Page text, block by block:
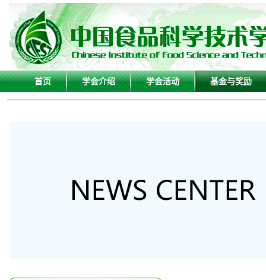
首页 学会介绍 学会活动 基金与奖励